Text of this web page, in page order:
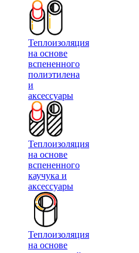
Теплоизоляция
на основе
вспененного
полиэтилена
и
аксессуары
Теплоизоляция
на основе
вспененного
каучука и
аксессуары
Теплоизоляция
на основе